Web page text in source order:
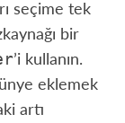
seçime tek
bir
’i kullanın.
eklemek
artı